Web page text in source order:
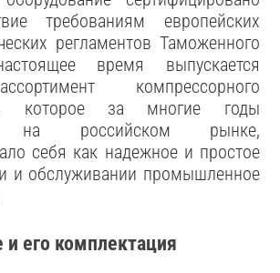
требованиям европейских
регламентов Таможенного
время выпускается
компрессорного
которое за многие годы
на российском рынке,
себя как надежное и простое
и обслуживании промышленное
и его комплектация